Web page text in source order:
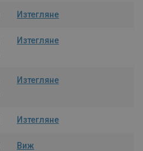
Изтегляне
Изтегляне
Изтегляне
Изтегляне
Виж